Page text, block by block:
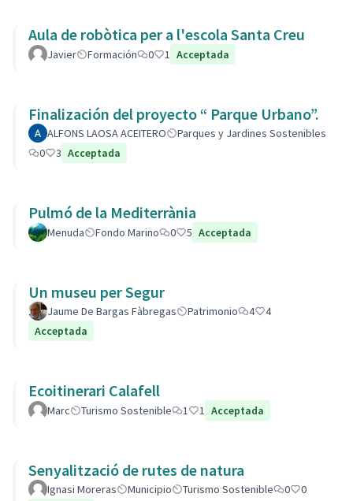
Aula de robòtica per a l'escola Santa Creu
Javier Formación 0 1 Acceptada
Finalización del proyecto “ Parque Urbano”.
ALFONS LAOSA ACEITERO
Parques y Jardines Sostenibles
0
3 Acceptada
Pulmó de la Mediterrània
Menuda Fondo Marino 0 5 Acceptada
Un museu per Segur
Jaume De Bargas Fàbregas Patrimonio 4
4
Acceptada
Ecoitinerari Calafell
Marc Turismo Sostenible 1 1 Acceptada
Senyalització de rutes de natura
Ignasi Moreras Municipio Turismo Sostenible 0
0